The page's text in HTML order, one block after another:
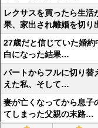
レクサスを買ったら生
果、家出され離婚を切り
27歳だと信じていた婚
白になった結果…
パートからフルに切り替
えた私、そして…
妻が亡くなってから息子
てしまった父親の末路…